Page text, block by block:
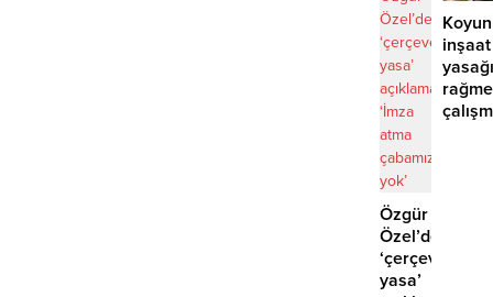
Özgür
Özel’den
‘çerçeve
yasa’
inşaat